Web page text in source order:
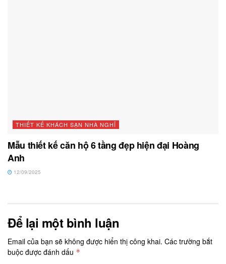
THIẾT KẾ KHÁCH SẠN NHÀ NGHỈ
Mẫu thiết kế căn hộ 6 tầng đẹp hiện đại Hoàng
Anh
12/09/2025
Để lại một bình luận
Email của bạn sẽ không được hiển thị công khai. Các trường bắt
buộc được đánh dấu *